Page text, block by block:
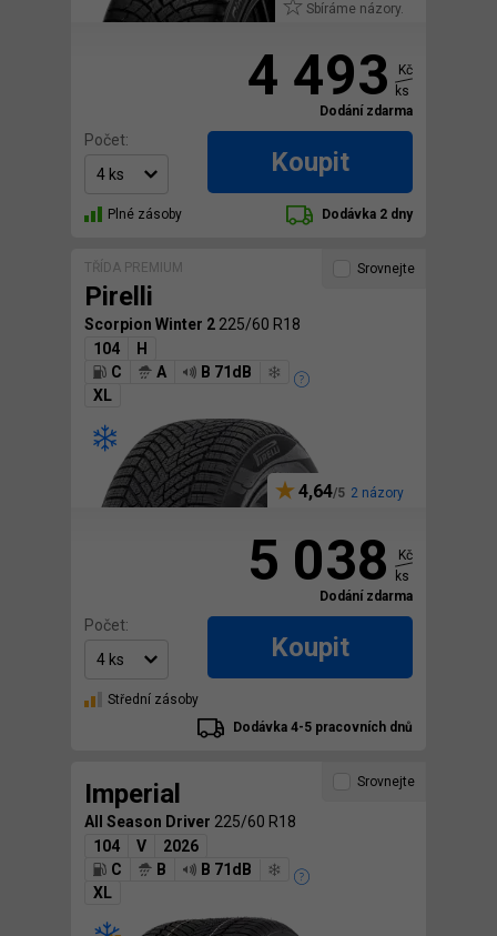
Sbíráme názory.
4 493
Kč
ks
Dodání zdarma
Počet:
Koupit
Plné zásoby Dodávka 2 dny
TŘÍDA PREMIUM
Pirelli
Scorpion Winter 2 225/60 R18
104
H
C
A
B 71dB
XL
4,64 2 názory
Srovnejte
5 038
Kč
ks
Dodání zdarma
Počet:
Koupit
Střední zásoby
Dodávka 4-5 pracovních dnů
Imperial
All Season Driver 225/60 R18
104
V
2026
C
B
B 71dB
XL
Srovnejte